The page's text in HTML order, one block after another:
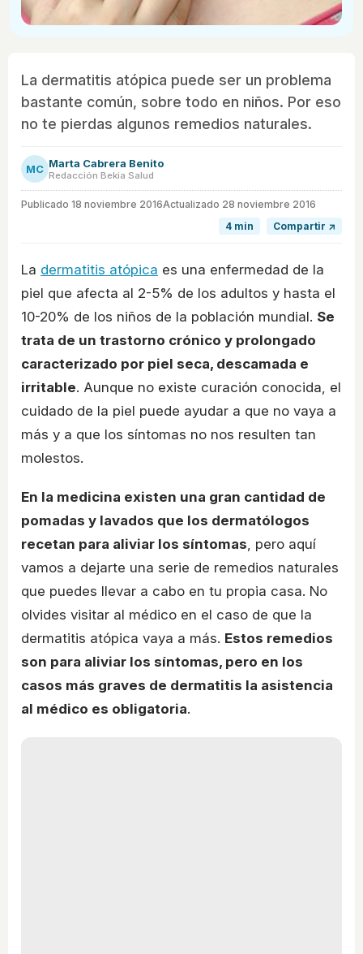
La dermatitis atópica puede ser un problema
bastante común, sobre todo en niños. Por eso
no te pierdas algunos remedios naturales.
MC Marta Cabrera Benito
Redacción Bekia Salud
Publicado 18 noviembre 2016Actualizado 28 noviembre 2016
4 min
Compartir ↗
La dermatitis atópica es una enfermedad de la
piel que afecta al 2-5% de los adultos y hasta el
10-20% de los niños de la población mundial. Se
trata de un trastorno crónico y prolongado
caracterizado por piel seca, descamada e
irritable. Aunque no existe curación conocida, el
cuidado de la piel puede ayudar a que no vaya a
más y a que los síntomas no nos resulten tan
molestos.
En la medicina existen una gran cantidad de
pomadas y lavados que los dermatólogos
recetan para aliviar los síntomas , pero aquí
vamos a dejarte una serie de remedios naturales
que puedes llevar a cabo en tu propia casa. No
olvides visitar al médico en el caso de que la
dermatitis atópica vaya a más. Estos remedios
son para aliviar los síntomas, pero en los
casos más graves de dermatitis la asistencia
al médico es obligatoria.